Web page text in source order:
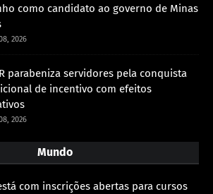
como candidato ao governo de Minas
2026
parabeniza servidores pela conquista
de incentivo com efeitos
2026
Mundo
com inscrições abertas para cursos